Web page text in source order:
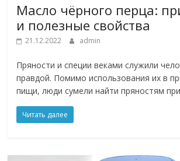
Масло чёрного перца:
и полезные свойства
21.12.2022 admin
Пряности и специи веками служили
правдой. Помимо использования их в
пищи, люди сумели найти пряностям
Читать далее